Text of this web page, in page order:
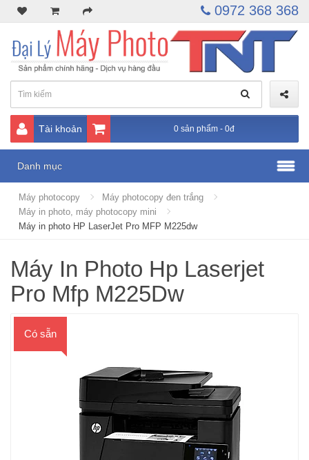
0972 368 368
Tài khoản 0 sản phẩm - 0đ
Danh mục
Máy photocopy
Máy photocopy đen trắng
Máy in photo, máy photocopy mini
Máy in photo HP LaserJet Pro MFP M225dw
Máy In Photo Hp Laserjet
Pro Mfp M225Dw
Có sẵn